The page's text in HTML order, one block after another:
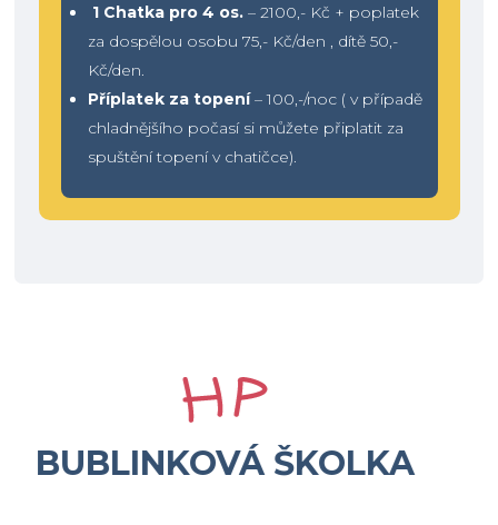
1 Chatka pro 4 os.– 2100,- Kč + poplatek
za dospělou osobu 75,- Kč/den , dítě 50,-
Kč/den.
Příplatek za topení– 100,-/noc ( v případě
chladnějšího počasí si můžete připlatit za
spuštění topení v chatičce).
BUBLINKOVÁ ŠKOLKA